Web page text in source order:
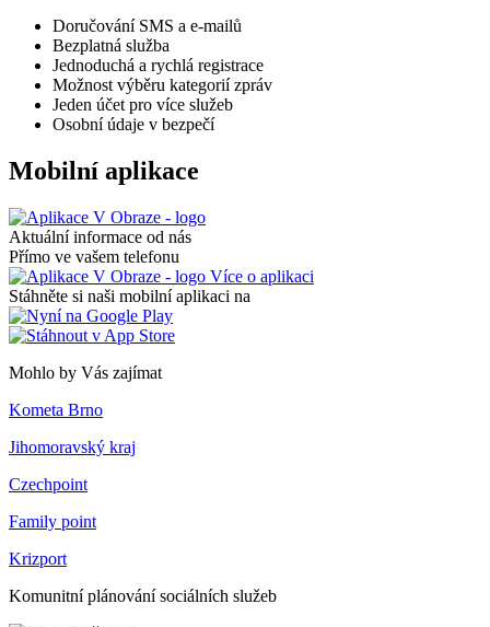
Doručování SMS a e-mailů
Bezplatná služba
Jednoduchá a rychlá registrace
Možnost výběru kategorií zpráv
Jeden účet pro více služeb
Osobní údaje v bezpečí
Mobilní aplikace
Aktuální informace od nás
Přímo ve vašem telefonu
Více o aplikaci
Stáhněte si naši mobilní aplikaci na
Mohlo by Vás zajímat
Kometa Brno
Jihomoravský kraj
Czechpoint
Family point
Krizport
Komunitní plánování sociálních služeb